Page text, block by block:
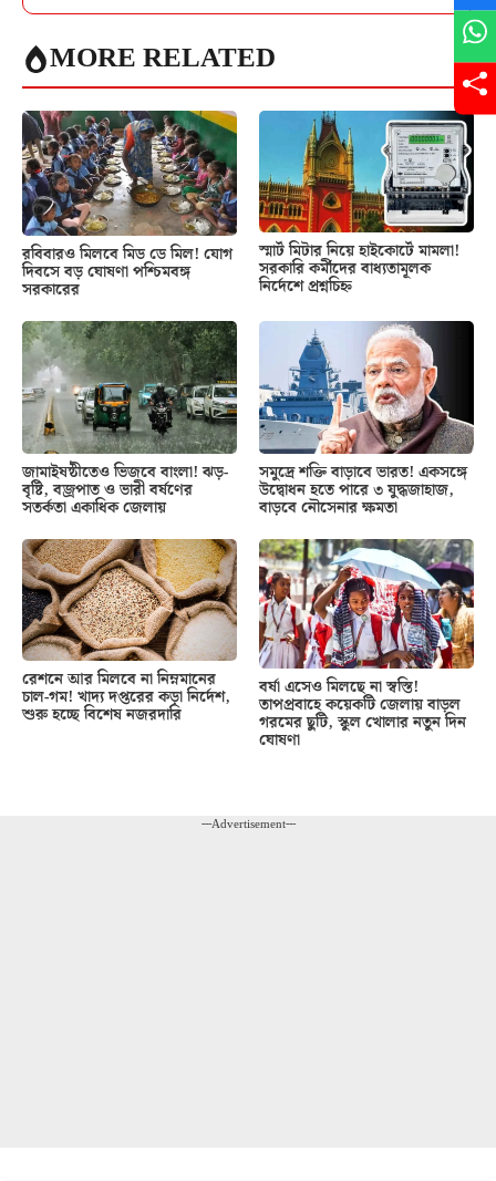
MORE RELATED
রবিবারও মিলবে মিড ডে মিল! যোগ
দিবসে বড় ঘোষণা পশ্চিমবঙ্গ
সরকারের
স্মার্ট মিটার নিয়ে হাইকোর্টে মামলা!
সরকারি কর্মীদের বাধ্যতামূলক
নির্দেশে প্রশ্নচিহ্ন
জামাইষষ্ঠীতেও ভিজবে বাংলা! ঝড়-
বৃষ্টি, বজ্রপাত ও ভারী বর্ষণের
সতর্কতা একাধিক জেলায়
সমুদ্রে শক্তি বাড়াবে ভারত! একসঙ্গে
উদ্বোধন হতে পারে ৩ যুদ্ধজাহাজ,
বাড়বে নৌসেনার ক্ষমতা
রেশনে আর মিলবে না নিম্নমানের
চাল-গম! খাদ্য দপ্তরের কড়া নির্দেশ,
শুরু হচ্ছে বিশেষ নজরদারি
বর্ষা এসেও মিলছে না স্বস্তি!
তাপপ্রবাহে কয়েকটি জেলায় বাড়ল
গরমের ছুটি, স্কুল খোলার নতুন দিন
ঘোষণা
---Advertisement---